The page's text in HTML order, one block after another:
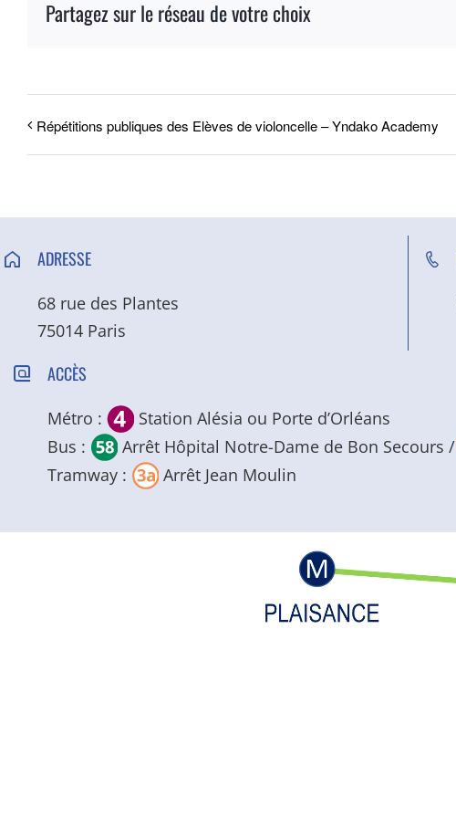
Partagez sur le réseau de votre choix
Répétitions publiques des Elèves de violoncelle – Yndako Academy
ADRESSE
68 rue des Plantes
75014 Paris
ACCÈS
Métro :
Station Alésia ou Porte d’Orléans
Bus :
Arrêt Hôpital Notre-Dame de Bon Secours /
Tramway :
Arrêt Jean Moulin